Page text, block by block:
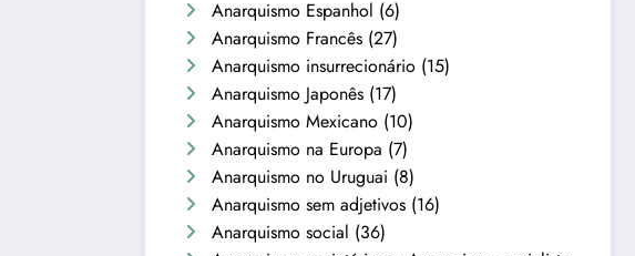
Anarquismo Espanhol (6)
Anarquismo Francês (27)
Anarquismo insurrecionário (15)
Anarquismo Japonês (17)
Anarquismo Mexicano (10)
Anarquismo na Europa (7)
Anarquismo no Uruguai (8)
Anarquismo sem adjetivos (16)
Anarquismo social (36)